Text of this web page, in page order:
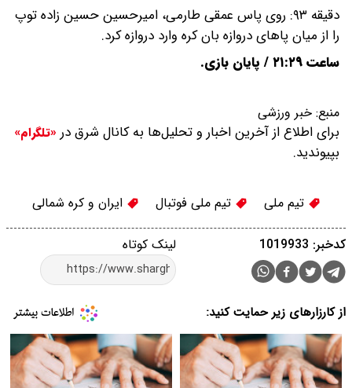
دقیقه ۹۳: روی پاس عمقی طارمی، امیرحسین حسین زاده توپ
را از میان پاهای دروازه بان کره وارد دروازه کرد.
ساعت ۲۱:۲۹ / پایان بازی.
منبع: خبر ورزشی
برای اطلاع از آخرین اخبار و تحلیل‌ها به کانال شرق در «تلگرام»
بپیوندید.
تیم ملی تیم ملی فوتبال ایران و کره شمالی
لینک کوتاه کدخبر: 1019933
از کارزارهای زیر حمایت کنید: